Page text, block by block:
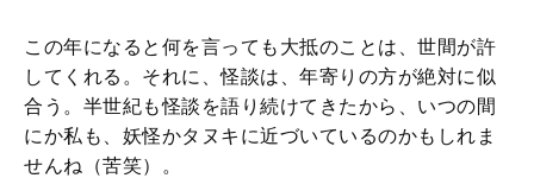
この年になると何を言っても大抵のことは、世間が許
してくれる。それに、怪談は、年寄りの方が絶対に似
合う。半世紀も怪談を語り続けてきたから、いつの間
にか私も、妖怪かタヌキに近づいているのかもしれま
せんね（苦笑）。